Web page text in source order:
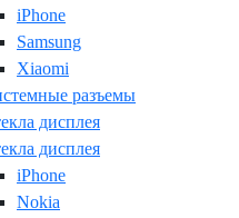
iPhone
Samsung
Xiaomi
разъемы
дисплея
дисплея
iPhone
Nokia